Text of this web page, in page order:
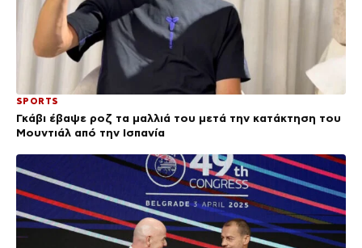
SPORTS
Γκάβι έβαψε ροζ τα μαλλιά του μετά την κατάκτηση του
Μουντιάλ από την Ισπανία